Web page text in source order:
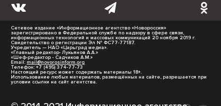
Сетевое издание «Информационное агентство «Новороссия»
зарегистрировано в Федеральной службе по надзору в сфере связи,
информационных технологий и массовых коммуникаций 20 ноября 2019 г.
Свидетельство о регистрации Эл № ФС77-77187.
Учредитель — НАО «Царьград медиа».
«Главный редактор- Лукьянов А.А.»
«Шеф-редактор - Садчиков А.М.»
Email: mail@novorosinform.org
Телефон: +7 (495) 374-77-73
Настоящий ресурс может содержать материалы 18+.
Использование любых материалов, размещённых на сайте, разрешается при
условии ссылки на сайт агентства.